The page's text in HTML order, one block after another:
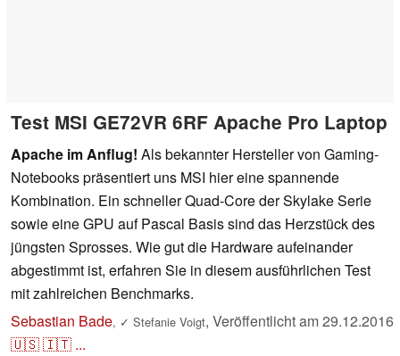
Test MSI GE72VR 6RF Apache Pro Laptop
Apache im Anflug! Als bekannter Hersteller von Gaming-
Notebooks präsentiert uns MSI hier eine spannende
Kombination. Ein schneller Quad-Core der Skylake Serie
sowie eine GPU auf Pascal Basis sind das Herzstück des
jüngsten Sprosses. Wie gut die Hardware aufeinander
abgestimmt ist, erfahren Sie in diesem ausführlichen Test
mit zahlreichen Benchmarks.
Sebastian Bade, ✓ Stefanie Voigt, Veröffentlicht am29.12.2016
🇺🇸🇮🇹 ...